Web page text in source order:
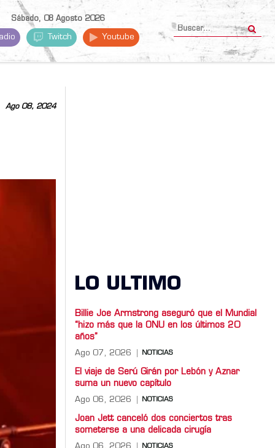
Sábado, 08 Agosto 2026
Twitch Youtube
Ago 08, 2024
LO ULTIMO
Billie Joe Armstrong aseguró que el Mundial
“hizo más que la ONU en los últimos 20
años”
Ago 07, 2026 NOTICIAS
El viaje de Serú Girán por Lebón y Aznar
suma un nuevo capítulo
Ago 06, 2026 NOTICIAS
Joan Jett canceló dos conciertos tras
someterse a una delicada cirugía
Ago 06, 2026 NOTICIAS